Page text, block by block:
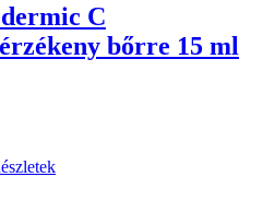
C
bőrre 15 ml